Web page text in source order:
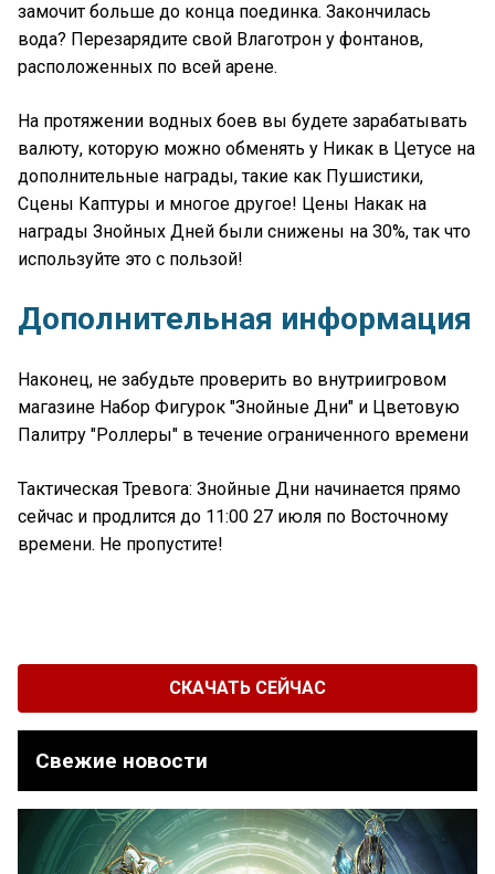
замочит больше до конца поединка. Закончилась
вода? Перезарядите свой Влаготрон у фонтанов,
расположенных по всей арене.
На протяжении водных боев вы будете зарабатывать
валюту, которую можно обменять у Никак в Цетусе на
дополнительные награды, такие как Пушистики,
Сцены Каптуры и многое другое! Цены Накак на
награды Знойных Дней были снижены на 30%, так что
используйте это с пользой!
Дополнительная информация
Наконец, не забудьте проверить во внутриигровом
магазине Набор Фигурок "Знойные Дни" и Цветовую
Палитру "Роллеры" в течение ограниченного времени
Тактическая Тревога: Знойные Дни начинается прямо
сейчас и продлится до 11:00 27 июля по Восточному
времени. Не пропустите!
СКАЧАТЬ СЕЙЧАС
Свежие новости